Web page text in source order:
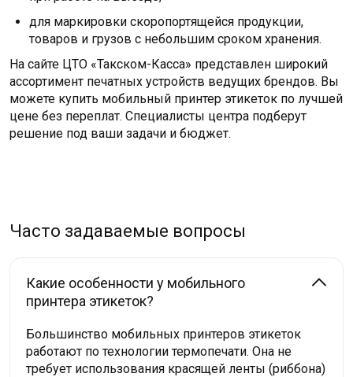
для маркировки скоропортящейся продукции,
товаров и грузов с небольшим сроком хранения.
На сайте ЦТО «Такском-Касса» представлен широкий
ассортимент печатных устройств ведущих брендов. Вы
можете купить мобильный принтер этикеток по лучшей
цене без переплат. Специалисты центра подберут
решение под ваши задачи и бюджет.
Часто задаваемые вопросы
Какие особенности у мобильного
принтера этикеток?
Большинство мобильных принтеров этикеток
работают по технологии термопечати. Она не
требует использования красящей ленты (риббона)